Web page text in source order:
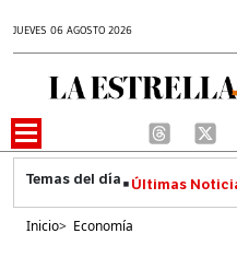
JUEVES 06 AGOSTO 2026
Últimas
Inicio> Economía